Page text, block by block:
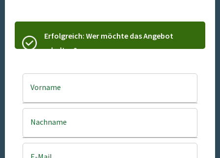
Erfolgreich: Wer möchte das Angebot
erhalten?
Vorname
Nachname